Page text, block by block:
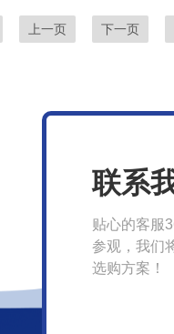
上一页 下一页
联系
贴心的客服
参观，我们
选购方案！